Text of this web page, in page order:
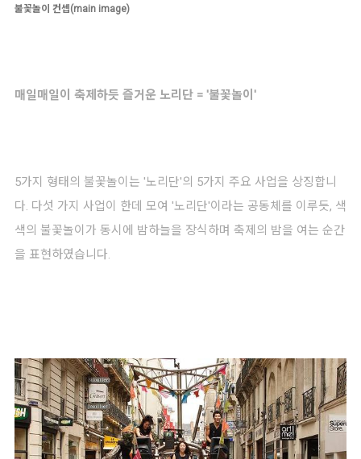
불꽃놀이 컨셉(main image)
매일매일이 축제하듯 즐거운 노리단 = '불꽃놀이'
5가지 형태의 불꽃놀이는 '노리단'의 5가지 주요 사업을 상징합니
다. 다섯 가지 사업이 한데 모여 '노리단'이라는 공동체를 이루듯, 색
색의 불꽃놀이가 동시에 밤하늘을 장식하며 축제의 밤을 여는 순간
을 표현하였습니다.